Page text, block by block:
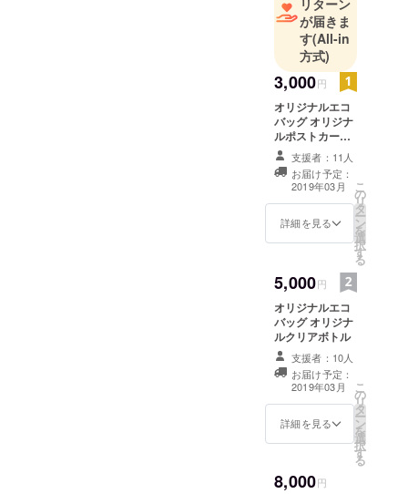
が届きま
す(All-in
方式)
3,000円
オリジナルエコ
バッグ オリジナ
ルポストカード5
枚セット
支援者：11人
お届け予定：
2019年03月
詳細を見る
こ
の
リ
タ
ー
ン
を
選
択
す
る
5,000円
オリジナルエコ
バッグ オリジナ
ルクリアボトル
支援者：10人
お届け予定：
2019年03月
詳細を見る
こ
の
リ
タ
ー
ン
を
選
択
す
る
8,000円